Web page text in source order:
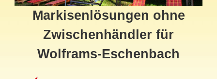
Markisenlösungen ohne
Zwischenhändler für
Wolframs-Eschenbach